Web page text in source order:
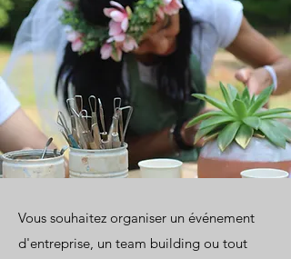
Vous souhaitez organiser un événement
d'entreprise, un team building ou tout